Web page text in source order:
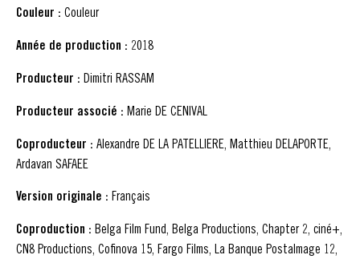
Couleur : Couleur
Année de production : 2018
Producteur : Dimitri RASSAM
Producteur associé : Marie DE CENIVAL
Coproducteur : Alexandre DE LA PATELLIERE, Matthieu DELAPORTE,
Ardavan SAFAEE
Version originale : Français
Coproduction : Belga Film Fund, Belga Productions, Chapter 2, ciné+,
CN8 Productions, Cofinova 15, Fargo Films, La Banque PostaImage 12,